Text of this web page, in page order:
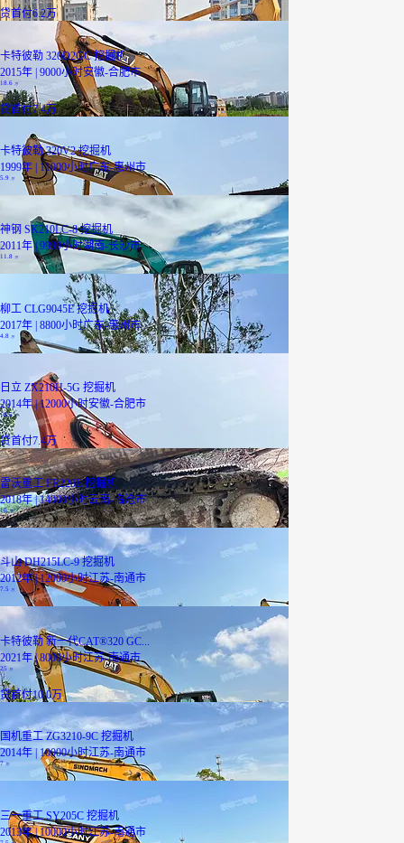
贷首付6.2万
卡特彼勒 320D2GC 挖掘机
2015年 | 9000小时安徽-合肥市
18.6
贷首付7.4万
卡特彼勒 320V2 挖掘机
1999年 | 11000小时广东-惠州市
5.9 万
神钢 SK210LC-8 挖掘机
2011年 | 9999小时湖南-长沙市
11.8 万
柳工 CLG9045E 挖掘机
2017年 | 8800小时广东-惠州市
4.8 万
日立 ZX210H-5G 挖掘机
2014年 | 12000小时安徽-合肥市
18.5万
贷首付7.4万
雷沃重工 FR220E 挖掘机
2018年 | 14000小时云南-临沧市
10万
斗山 DH215LC-9 挖掘机
2012年 | 12000小时江苏-南通市
7.5 万
卡特彼勒 新一代CAT®320 GC...
2021年 | 8000小时江苏-南通市
25
贷首付10.0万
国机重工 ZG3210-9C 挖掘机
2014年 | 10000小时江苏-南通市
7万
三一重工 SY205C 挖掘机
2013年 | 10000小时江苏-南通市